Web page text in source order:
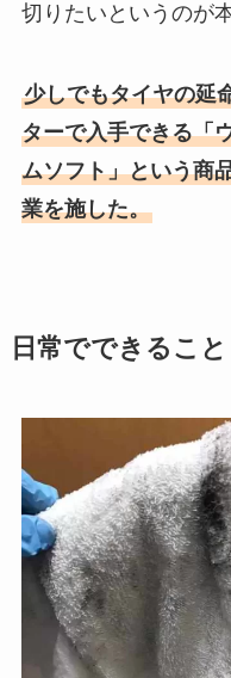
切りたいというのが
少しでもタイヤの延
ターで入手できる「
ムソフト」という商
業を施した。
日常でできること